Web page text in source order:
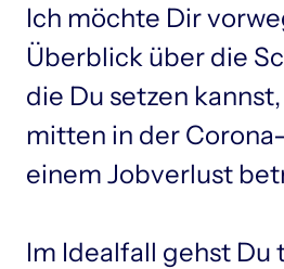
Ich möchte Dir
Überblick über die
die Du setzen
mitten in der
einem Jobverlust
Im Idealfall gehst Du